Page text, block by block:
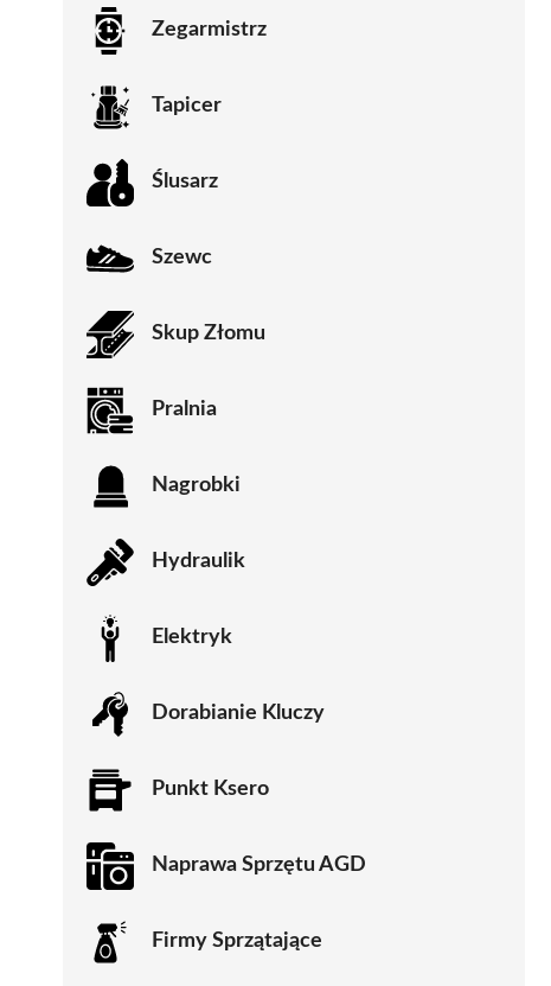
Zegarmistrz
Tapicer
Ślusarz
Szewc
Skup Złomu
Pralnia
Nagrobki
Hydraulik
Elektryk
Dorabianie Kluczy
Punkt Ksero
Naprawa Sprzętu AGD
Firmy Sprzątające